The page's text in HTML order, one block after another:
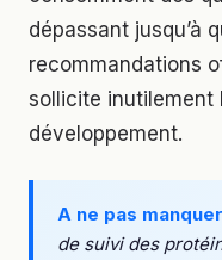
dépassant jusqu’à
recommandations
sollicite inutilement
développement.
A ne pas manquer
de suivi des